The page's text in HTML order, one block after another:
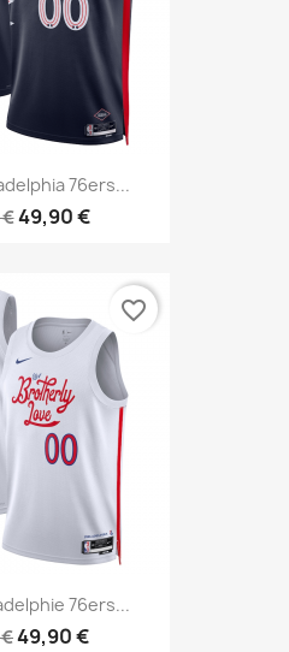
76ers...
49,90 €
76ers...
49,90 €
favorite_border